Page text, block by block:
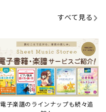
すべて見る
電子楽譜のラインナップも続々追